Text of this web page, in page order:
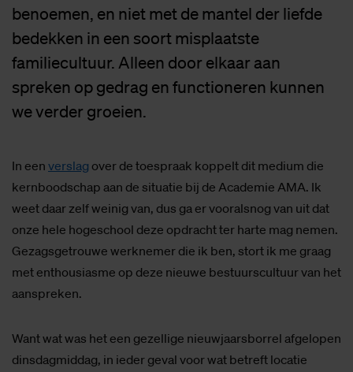
benoemen, en niet met de mantel der liefde
bedekken in een soort misplaatste
familiecultuur. Alleen door elkaar aan
spreken op gedrag en functioneren kunnen
we verder groeien.
In een verslag over de toespraak koppelt dit medium die
kernboodschap aan de situatie bij de Academie AMA. Ik
weet daar zelf weinig van, dus ga er vooralsnog van uit dat
onze hele hogeschool deze opdracht ter harte mag nemen.
Gezagsgetrouwe werknemer die ik ben, stort ik me graag
met enthousiasme op deze nieuwe bestuurscultuur van het
aanspreken.
Want wat was het een gezellige nieuwjaarsborrel afgelopen
dinsdagmiddag, in ieder geval voor wat betreft locatie